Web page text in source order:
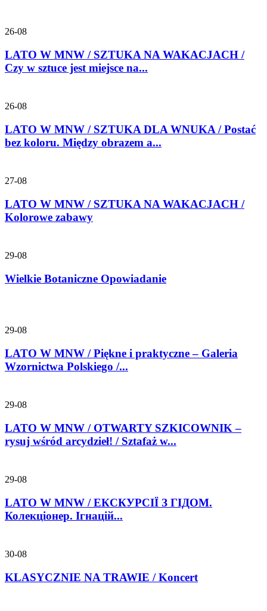
26-08
LATO W MNW / SZTUKA NA WAKACJACH /
Czy w sztuce jest miejsce na...
26-08
LATO W MNW / SZTUKA DLA WNUKA / Postać
bez koloru. Między obrazem a...
27-08
LATO W MNW / SZTUKA NA WAKACJACH /
Kolorowe zabawy
29-08
Wielkie Botaniczne Opowiadanie
29-08
LATO W MNW / Piękne i praktyczne – Galeria
Wzornictwa Polskiego /...
29-08
LATO W MNW / OTWARTY SZKICOWNIK –
rysuj wśród arcydzieł! / Sztafaż w...
29-08
LATO W MNW / ЕКСКУРСІЇ З ГІДОМ.
Колекціонер. Ігнацій...
30-08
KLASYCZNIE NA TRAWIE / Koncert